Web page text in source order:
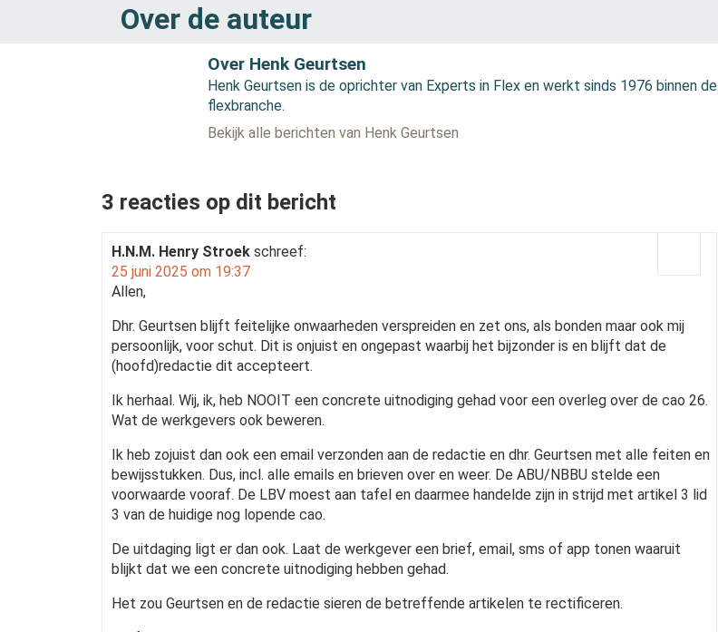
Over de auteur
Over Henk Geurtsen
Henk Geurtsen is de oprichter van Experts in Flex en werkt sinds 1976 binnen de
flexbranche.
Bekijk alle berichten van Henk Geurtsen
3 reacties op dit bericht
H.N.M. Henry Stroek schreef:
25 juni 2025 om 19:37
Allen,
Dhr. Geurtsen blijft feitelijke onwaarheden verspreiden en zet ons, als bonden maar ook mij
persoonlijk, voor schut. Dit is onjuist en ongepast waarbij het bijzonder is en blijft dat de
(hoofd)redactie dit accepteert.
Ik herhaal. Wij, ik, heb NOOIT een concrete uitnodiging gehad voor een overleg over de cao 26.
Wat de werkgevers ook beweren.
Ik heb zojuist dan ook een email verzonden aan de redactie en dhr. Geurtsen met alle feiten en
bewijsstukken. Dus, incl. alle emails en brieven over en weer. De ABU/NBBU stelde een
voorwaarde vooraf. De LBV moest aan tafel en daarmee handelde zijn in strijd met artikel 3 lid
3 van de huidige nog lopende cao.
De uitdaging ligt er dan ook. Laat de werkgever een brief, email, sms of app tonen waaruit
blijkt dat we een concrete uitnodiging hebben gehad.
Het zou Geurtsen en de redactie sieren de betreffende artikelen te rectificeren.